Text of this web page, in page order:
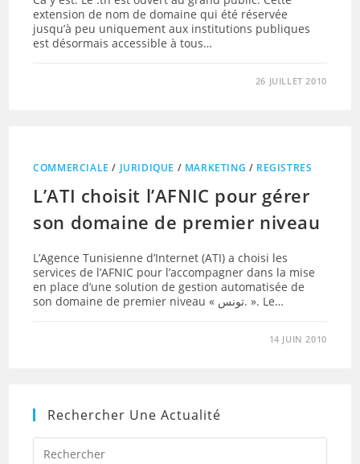
extension de nom de domaine qui été réservée
jusqu’à peu uniquement aux institutions publiques
est désormais accessible à tous…
26 JUILLET 2010
COMMERCIALE / JURIDIQUE / MARKETING / REGISTRES
L’ATI choisit l’AFNIC pour gérer
son domaine de premier niveau
L’Agence Tunisienne d’Internet (ATI) a choisi les
services de l’AFNIC pour l’accompagner dans la mise
en place d’une solution de gestion automatisée de
son domaine de premier niveau « تونس. ». Le…
14 JUIN 2010
Rechercher Une Actualité
Press